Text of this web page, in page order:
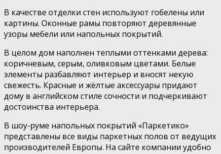
В качестве отделки стен используют гобелены или
картины. Оконные рамы повторяют деревянные
узоры мебели или напольных покрытий.
В целом дом наполнен теплыми оттенками дерева:
коричневым, серым, оливковым цветами. Белые
элементы разбавляют интерьер и вносят некую
свежесть. Красные и жёлтые аксессуары придают
дому в английском стиле сочности и подчеркивают
достоинства интерьера.
В шоу-руме напольных покрытий «Паркетико»
представлены все виды паркетных полов от ведущих
производителей Европы. На сайте компании удобно